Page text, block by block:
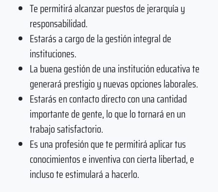
Te permitirá alcanzar puestos de jerarquía y
responsabilidad.
Estarás a cargo de la gestión integral de
instituciones.
La buena gestión de una institución educativa te
generará prestigio y nuevas opciones laborales.
Estarás en contacto directo con una cantidad
importante de gente, lo que lo tornará en un
trabajo satisfactorio.
Es una profesión que te permitirá aplicar tus
conocimientos e inventiva con cierta libertad, e
incluso te estimulará a hacerlo.